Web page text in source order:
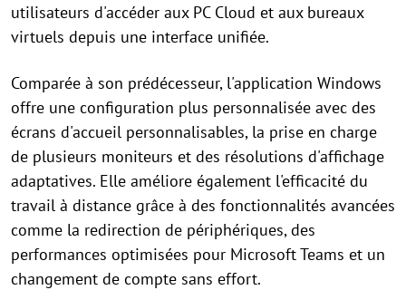
utilisateurs d'accéder aux PC Cloud et aux bureaux
virtuels depuis une interface unifiée.
Comparée à son prédécesseur, l'application Windows
offre une configuration plus personnalisée avec des
écrans d'accueil personnalisables, la prise en charge
de plusieurs moniteurs et des résolutions d'affichage
adaptatives. Elle améliore également l'efficacité du
travail à distance grâce à des fonctionnalités avancées
comme la redirection de périphériques, des
performances optimisées pour Microsoft Teams et un
changement de compte sans effort.